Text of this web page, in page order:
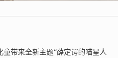
童带来全新主题“薛定谔的喵星人